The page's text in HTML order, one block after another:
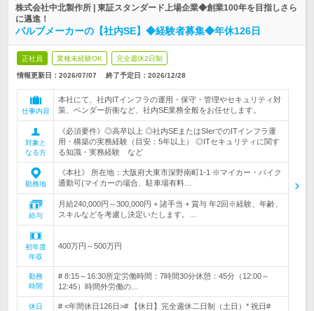
株式会社中北製作所 | 東証スタンダード上場企業◆創業100年を目指しさら
に邁進！
バルブメーカーの【社内SE】◆経験者募集◆年休126日
正社員 業種未経験OK 完全週休2日制
情報更新日：2026/07/07 終了予定日： 2026/12/28
仕事内容
本社にて、社内ITインフラの運用・保守・管理やセキュリティ対
策、ベンダー折衝など、社内SE業務全般をお任せします。
対象と
なる方
《必須要件》◎高卒以上 ◎社内SEまたはSIerでのITインフラ運
用・構築の実務経験（目安：5年以上） ◎ITセキュリティに関す
る知識・実務経験 など
勤務地
《本社》 所在地：大阪府大東市深野南町1-1 ※マイカー・バイク
通勤可(マイカーの場合、駐車場有料…
給与
月給240,000円～300,000円 + 諸手当 + 賞与 年2回※経験、年齢、
スキルなどを考慮し決定いたします。…
初年度
年収
400万円～500万円
勤務
時間
# 8:15～16:30所定労働時間：7時間30分休憩：45分（12:00～
12:45）時間外労働の…
休日
# <年間休日126日># 【休日】完全週休二日制（土日）* 祝日#